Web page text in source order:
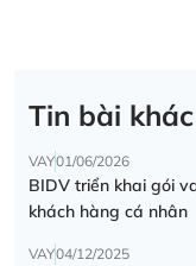
Tin bài khác
VAY01/06/2026
BIDV triển khai gói
khách hàng cá nhân
VAY04/12/2025